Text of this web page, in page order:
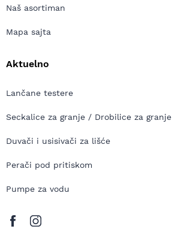
Naš asortiman
Mapa sajta
Aktuelno
Lančane testere
Seckalice za granje / Drobilice za granje
Duvači i usisivači za lišće
Perači pod pritiskom
Pumpe za vodu